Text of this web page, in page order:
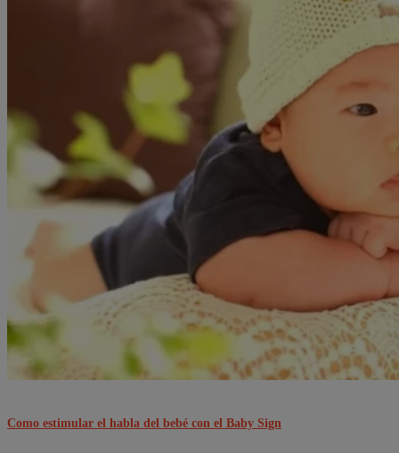
Como estimular el habla del bebé con el Baby Sign